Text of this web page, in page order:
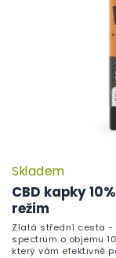
CBD kapky
režim
Skladem
Zlatá střední cesta -
spectrum o objemu
který vám efektivně